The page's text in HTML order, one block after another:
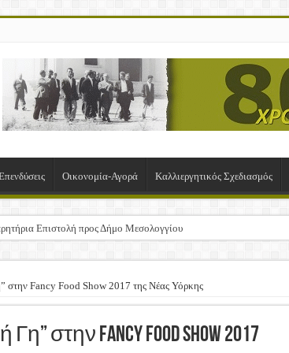
Οικονομία-Αγορά Καλλιεργητικός Σχεδιασμός
Επιστολή προς Δήμο Μεσολογγίου
της Πρόσκλησης Σχεδίων Βελτίωσης
στην Fancy Food Show 2017 της Νέας Υόρκης
στην Fancy Food Show 2017